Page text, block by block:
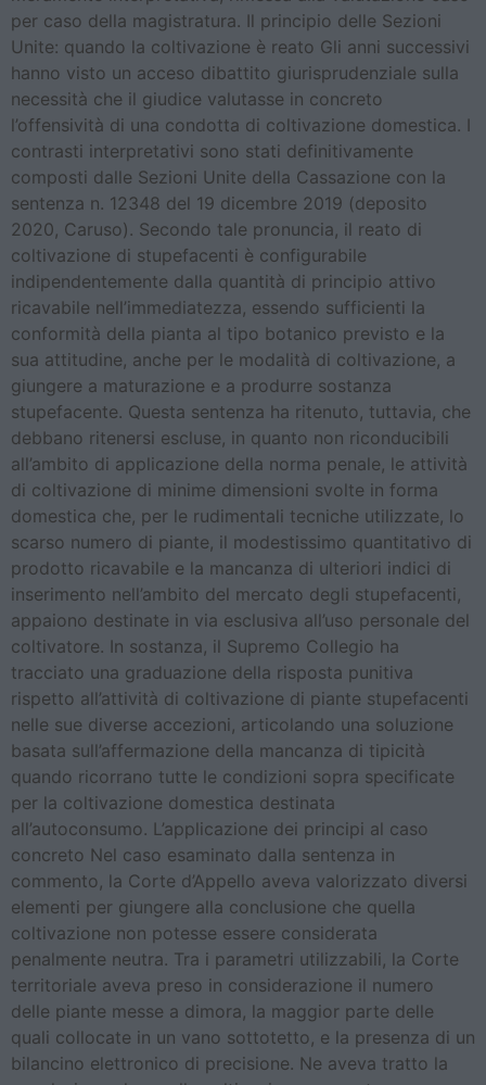
per caso della magistratura. Il principio delle Sezioni
Unite: quando la coltivazione è reato Gli anni successivi
hanno visto un acceso dibattito giurisprudenziale sulla
necessità che il giudice valutasse in concreto
l’offensività di una condotta di coltivazione domestica. I
contrasti interpretativi sono stati definitivamente
composti dalle Sezioni Unite della Cassazione con la
sentenza n. 12348 del 19 dicembre 2019 (deposito
2020, Caruso). Secondo tale pronuncia, il reato di
coltivazione di stupefacenti è configurabile
indipendentemente dalla quantità di principio attivo
ricavabile nell’immediatezza, essendo sufficienti la
conformità della pianta al tipo botanico previsto e la
sua attitudine, anche per le modalità di coltivazione, a
giungere a maturazione e a produrre sostanza
stupefacente. Questa sentenza ha ritenuto, tuttavia, che
debbano ritenersi escluse, in quanto non riconducibili
all’ambito di applicazione della norma penale, le attività
di coltivazione di minime dimensioni svolte in forma
domestica che, per le rudimentali tecniche utilizzate, lo
scarso numero di piante, il modestissimo quantitativo di
prodotto ricavabile e la mancanza di ulteriori indici di
inserimento nell’ambito del mercato degli stupefacenti,
appaiono destinate in via esclusiva all’uso personale del
coltivatore. In sostanza, il Supremo Collegio ha
tracciato una graduazione della risposta punitiva
rispetto all’attività di coltivazione di piante stupefacenti
nelle sue diverse accezioni, articolando una soluzione
basata sull’affermazione della mancanza di tipicità
quando ricorrano tutte le condizioni sopra specificate
per la coltivazione domestica destinata
all’autoconsumo. L’applicazione dei principi al caso
concreto Nel caso esaminato dalla sentenza in
commento, la Corte d’Appello aveva valorizzato diversi
elementi per giungere alla conclusione che quella
coltivazione non potesse essere considerata
penalmente neutra. Tra i parametri utilizzabili, la Corte
territoriale aveva preso in considerazione il numero
delle piante messe a dimora, la maggior parte delle
quali collocate in un vano sottotetto, e la presenza di un
bilancino elettronico di precisione. Ne aveva tratto la